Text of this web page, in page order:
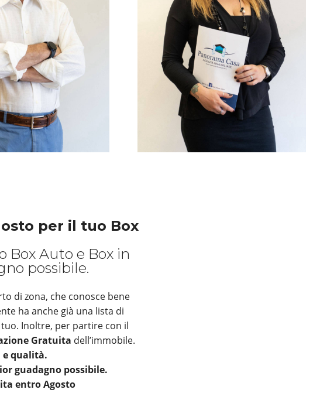
per il tuo Box
Box Auto e Box in
possibile.
di zona, che conosce bene
ha anche già una lista di
Inoltre, per partire con il
Gratuita dell’immobile.
e qualità.
guadagno possibile.
entro Agosto